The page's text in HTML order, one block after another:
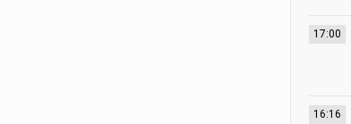
17:00
16:16